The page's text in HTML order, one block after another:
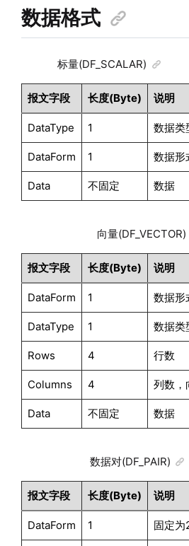
数据格式
标量(DF_SCALAR)
报文字段 长度(Byte) 说明
DataType 1 数据类
DataForm 1 数据形
Data 不固定 数据
向量(DF_VECTOR)
报文字段 长度(Byte) 说明
DataForm 1 数据形
DataType 1 数据类
Rows 4 行数
Columns 4 列数，
Data 不固定 数据
数据对(DF_PAIR)
报文字段 长度(Byte) 说明
DataForm 1 固定为